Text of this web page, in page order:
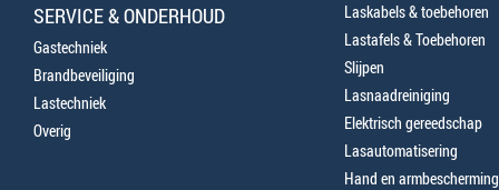
SERVICE & ONDERHOUD
Gastechniek
Brandbeveiliging
Lastechniek
Overig
Laskabels & toebehoren
Lastafels & Toebehoren
Slijpen
Lasnaadreiniging
Elektrisch gereedschap
Lasautomatisering
Hand en armbescherming